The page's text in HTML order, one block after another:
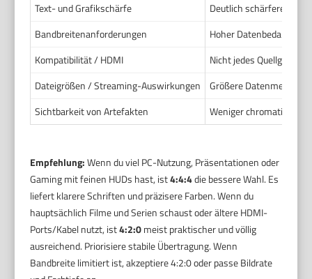
Text- und Grafikschärfe
Deutlich schärfere
Bandbreitenanforderungen
Hoher Datenbedarf. Oft
Kompatibilität / HDMI
Nicht jedes Quellgerät
Dateigrößen / Streaming-Auswirkungen
Größere Datenmengen
Sichtbarkeit von Artefakten
Weniger chromatische
Empfehlung:Wenn du viel PC-Nutzung, Präsentationen oder
Gaming mit feinen HUDs hast, ist4:4:4die bessere Wahl. Es
liefert klarere Schriften und präzisere Farben. Wenn du
hauptsächlich Filme und Serien schaust oder ältere HDMI-
Ports/Kabel nutzt, ist4:2:0meist praktischer und völlig
ausreichend. Priorisiere stabile Übertragung. Wenn
Bandbreite limitiert ist, akzeptiere 4:2:0 oder passe Bildrate